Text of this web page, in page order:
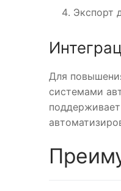
Экспорт
Для
системами